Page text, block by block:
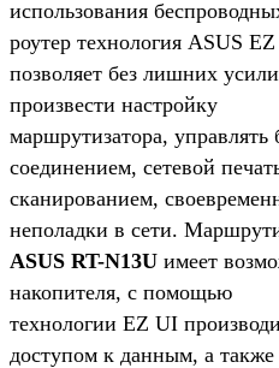
использования
роутер технология ASUS
позволяет без лишних
произвести настройку
маршрутизатора,
соединением, сетевой
сканированием,
неполадки в сети.
ASUS RT-N13U имеет
накопителя, с помощью
технологии EZ UI
доступом к данным, а также